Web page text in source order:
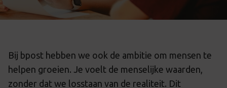
Bij bpost hebben we ook de ambitie om mensen te
helpen groeien. Je voelt de menselijke waarden,
zonder dat we losstaan van de realiteit. Dit